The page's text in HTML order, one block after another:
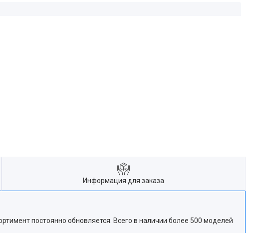
Информация для заказа
постоянно обновляется. Всего в наличии более 500 моделей